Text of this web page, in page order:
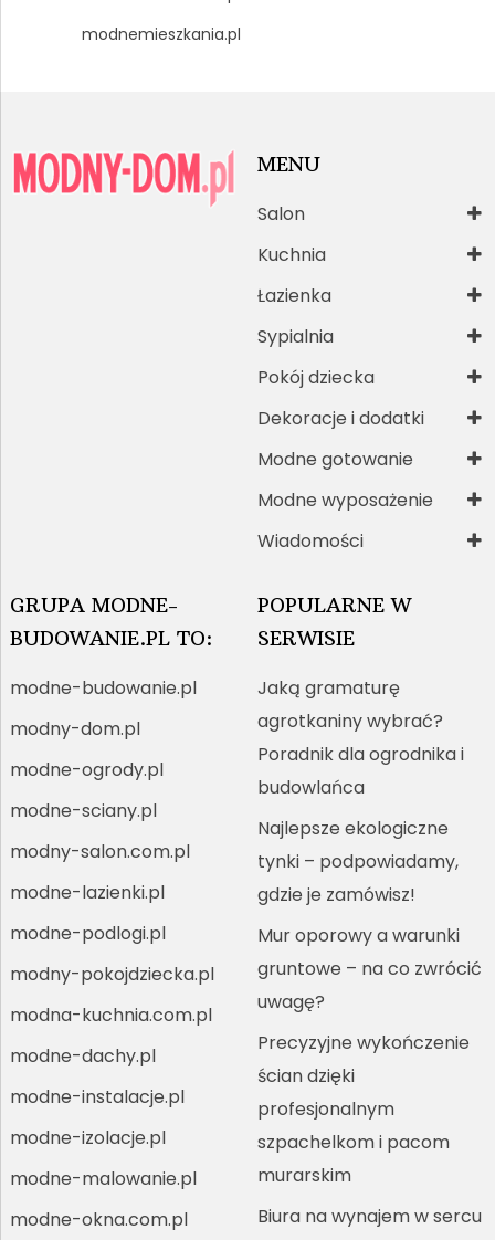
modnemieszkania.pl
MENU
Salon
Kuchnia
Łazienka
Sypialnia
Pokój dziecka
Dekoracje i dodatki
Modne gotowanie
Modne wyposażenie
Wiadomości
GRUPA MODNE-
BUDOWANIE.PL TO:
modne-budowanie.pl
modny-dom.pl
modne-ogrody.pl
modne-sciany.pl
modny-salon.com.pl
modne-lazienki.pl
modne-podlogi.pl
modny-pokojdziecka.pl
modna-kuchnia.com.pl
modne-dachy.pl
modne-instalacje.pl
modne-izolacje.pl
modne-malowanie.pl
modne-okna.com.pl
POPULARNE W
SERWISIE
Jaką gramaturę
agrotkaniny wybrać?
Poradnik dla ogrodnika i
budowlańca
Najlepsze ekologiczne
tynki – podpowiadamy,
gdzie je zamówisz!
Mur oporowy a warunki
gruntowe – na co zwrócić
uwagę?
Precyzyjne wykończenie
ścian dzięki
profesjonalnym
szpachelkom i pacom
murarskim
Biura na wynajem w sercu